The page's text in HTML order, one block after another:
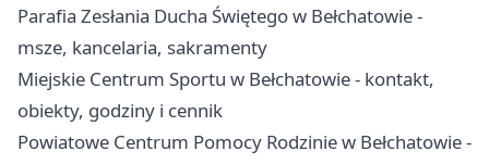
Parafia Zesłania Ducha Świętego w Bełchatowie -
msze, kancelaria, sakramenty
Miejskie Centrum Sportu w Bełchatowie - kontakt,
obiekty, godziny i cennik
Powiatowe Centrum Pomocy Rodzinie w Bełchatowie -